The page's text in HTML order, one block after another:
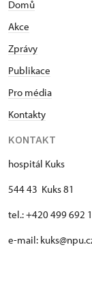
Domů
Akce
Zprávy
Publikace
Pro média
Kontakty
KONTAKT
hospitál Kuks
544 43 Kuks 81
tel.: +420 499 692
e-mail: